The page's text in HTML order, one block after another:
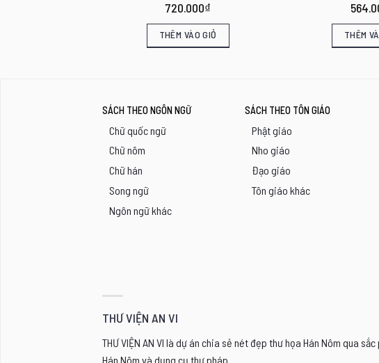
720.000₫
THÊM VÀO GIỎ THÊM
SÁCH THEO NGÔN NGỮ
Chữ quốc ngữ
Chữ nôm
Chữ hán
Song ngữ
Ngôn ngữ khác
SÁCH THEO TÔN GIÁO
Phật giáo
Nho giáo
Đạo giáo
Tôn giáo khác
THƯ VIỆN AN VI
THƯ VIỆN AN VI là dự án chia sẻ nét đẹp thư họa Hán Nôm qua
Hán Nôm và dụng cụ thư pháp.